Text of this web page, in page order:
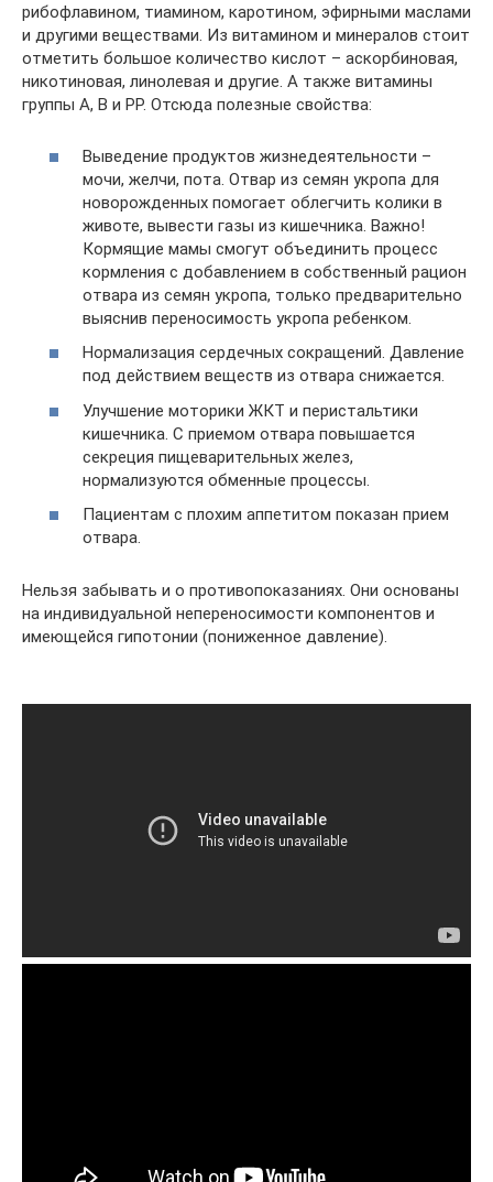
рибофлавином, тиамином, каротином, эфирными маслами
и другими веществами. Из витамином и минералов стоит
отметить большое количество кислот – аскорбиновая,
никотиновая, линолевая и другие. А также витамины
группы А, В и РР. Отсюда полезные свойства:
Выведение продуктов жизнедеятельности –
мочи, желчи, пота. Отвар из семян укропа для
новорожденных помогает облегчить колики в
животе, вывести газы из кишечника. Важно!
Кормящие мамы смогут объединить процесс
кормления с добавлением в собственный рацион
отвара из семян укропа, только предварительно
выяснив переносимость укропа ребенком.
Нормализация сердечных сокращений. Давление
под действием веществ из отвара снижается.
Улучшение моторики ЖКТ и перистальтики
кишечника. С приемом отвара повышается
секреция пищеварительных желез,
нормализуются обменные процессы.
Пациентам с плохим аппетитом показан прием
отвара.
Нельзя забывать и о противопоказаниях. Они основаны
на индивидуальной непереносимости компонентов и
имеющейся гипотонии (пониженное давление).